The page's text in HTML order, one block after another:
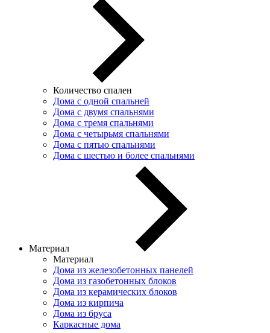
Количество спален
Дома с одной спальней
Дома с двумя спальнями
Дома с тремя спальнями
Дома с четырьмя спальнями
Дома с пятью спальнями
Дома с шестью и более спальнями
Материал
Материал
Дома из железобетонных панелей
Дома из газобетонных блоков
Дома из керамических блоков
Дома из кирпича
Дома из бруса
Каркасные дома